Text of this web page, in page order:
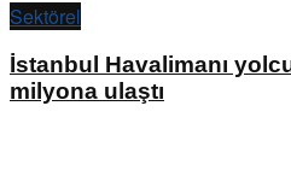
Sektörel
İstanbul Havalimanı
milyona ulaştı